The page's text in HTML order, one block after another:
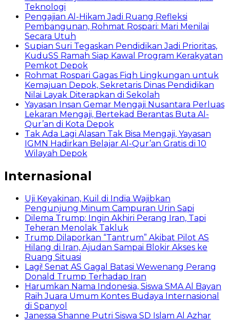
Teknologi
Pengajian Al-Hikam Jadi Ruang Refleksi
Pembangunan, Rohmat Rospari: Mari Menilai
Secara Utuh
Supian Suri Tegaskan Pendidikan Jadi Prioritas,
KuduSS Ramah Siap Kawal Program Kerakyatan
Pemkot Depok
Rohmat Rospari Gagas Fiqh Lingkungan untuk
Kemajuan Depok, Sekretaris Dinas Pendidikan
Nilai Layak Diterapkan di Sekolah
Yayasan Insan Gemar Mengaji Nusantara Perluas
Lekaran Mengaji, Bertekad Berantas Buta Al-
Qur’an di Kota Depok
Tak Ada Lagi Alasan Tak Bisa Mengaji, Yayasan
IGMN Hadirkan Belajar Al-Qur’an Gratis di 10
Wilayah Depok
Internasional
Uji Keyakinan, Kuil di India Wajibkan
Pengunjung Minum Campuran Urin Sapi
Dilema Trump: Ingin Akhiri Perang Iran, Tapi
Teheran Menolak Takluk
Trump Dilaporkan “Tantrum” Akibat Pilot AS
Hilang di Iran, Ajudan Sampai Blokir Akses ke
Ruang Situasi
Lagi! Senat AS Gagal Batasi Wewenang Perang
Donald Trump Terhadap Iran
Harumkan Nama Indonesia, Siswa SMA Al Bayan
Raih Juara Umum Kontes Budaya Internasional
di Spanyol
Janessa Shanne Putri Siswa SD Islam Al Azhar